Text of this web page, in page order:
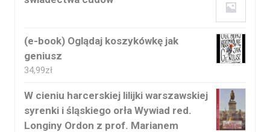
(e-book) Oglądaj koszykówkę jak
geniusz
34,99zł
W cieniu harcerskiej lilijki warszawskiej
syrenki i śląskiego orła Wywiad red.
Longiny Ordon z prof. Marianem